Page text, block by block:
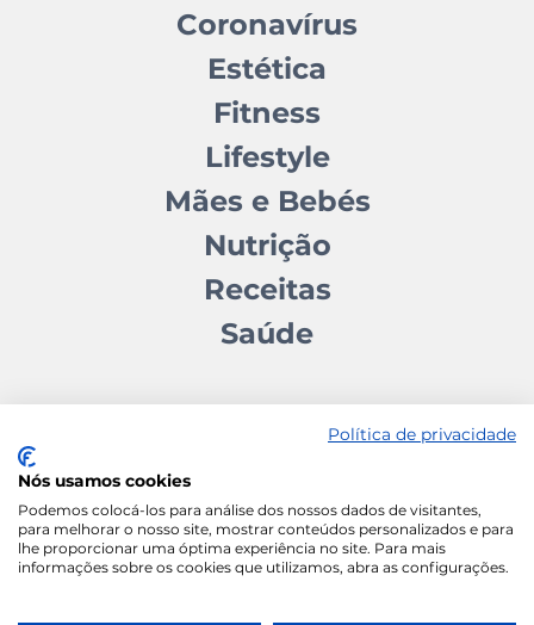
Coronavírus
Estética
Fitness
Lifestyle
Mães e Bebés
Nutrição
Receitas
Saúde
Contactos Quem somos Autores
Estatuto Editorial
Ficha Técnica
Manifesto
Política de Privacidade
Política de privacidade
Nós usamos cookies
Podemos colocá-los para análise dos nossos dados de visitantes,
para melhorar o nosso site, mostrar conteúdos personalizados e para
lhe proporcionar uma óptima experiência no site. Para mais
informações sobre os cookies que utilizamos, abra as configurações.